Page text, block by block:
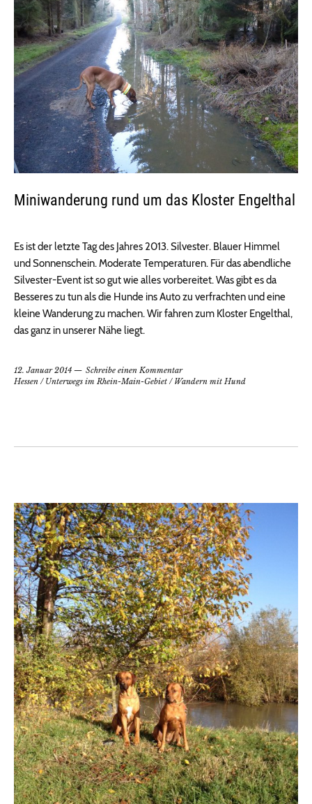
Miniwanderung rund um das Kloster Engelthal
Es ist der letzte Tag des Jahres 2013. Silvester. Blauer Himmel
und Sonnenschein. Moderate Temperaturen. Für das abendliche
Silvester-Event ist so gut wie alles vorbereitet. Was gibt es da
Besseres zu tun als die Hunde ins Auto zu verfrachten und eine
kleine Wanderung zu machen. Wir fahren zum Kloster Engelthal,
das ganz in unserer Nähe liegt.
12. Januar 2014
Schreibe einen Kommentar
Hessen / Unterwegs im Rhein-Main-Gebiet / Wandern mit Hund